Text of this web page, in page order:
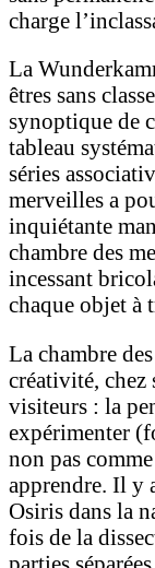
charge
La
êtres sans
synoptique de
tableau
séries
merveilles a
inquiétante
chambre des
incessant
chaque objet à
La chambre
créativité, chez
visiteurs : la
expérimenter
non pas
apprendre. Il y
Osiris dans la
fois de la